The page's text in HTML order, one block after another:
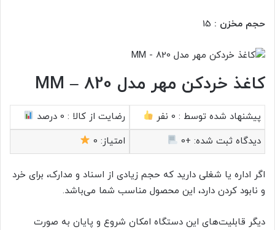
حجم مخزن :
کاغذ خردکن مهر مدل MM – 820
پیشنهاد شده توسط : 0 نفر رضایت از کالا : 0 درصد
دیدگاه ثبت شده: +0 امتیاز: 0
اگر اداره یا شغلی دارید که حجم زیادی از اسناد و مدارک، برای خرد
و نابود کردن دارد، این محصول مناسب شما می‌باشد.
دیگر قابلیت‌های این دستگاه امکان شروع و پایان به صورت